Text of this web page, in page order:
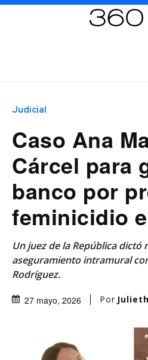
Judicial
Caso Ana
Cárcel para
banco por
feminicidio
Un juez de la República dictó
aseguramiento intramural
Rodríguez.
27 mayo, 2026 Por